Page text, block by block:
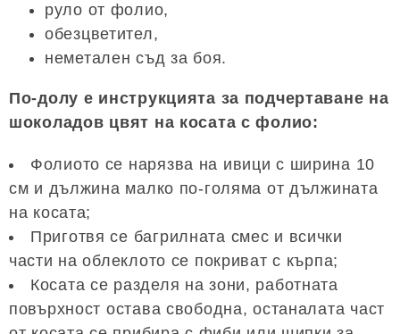
руло от фолио,
обезцветител,
неметален съд за боя.
По-долу е инструкцията за подчертаване на
шоколадов цвят на косата с фолио:
Фолиото се нарязва на ивици с ширина 10
см и дължина малко по-голяма от дължината
на косата;
Приготвя се багрилната смес и всички
части на облеклото се покриват с кърпа;
Косата се разделя на зони, работната
повърхност остава свободна, останалата част